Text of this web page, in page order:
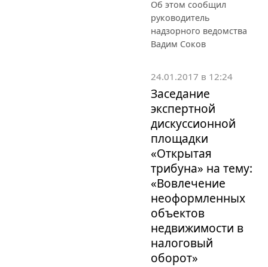
Об этом сообщил
руководитель
надзорного ведомства
Вадим Соков
24.01.2017 в 12:24
Заседание
экспертной
дискуссионной
площадки
«Открытая
трибуна» на тему:
«Вовлечение
неоформленных
объектов
недвижимости в
налоговый
оборот»